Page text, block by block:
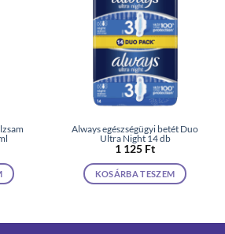
Always egészségügyi betét Duo
Ultra Night 14 db
1 125 Ft
KOSÁRBA TESZEM